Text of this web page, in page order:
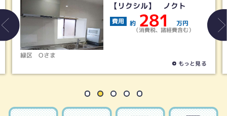
緑区 Oさま
【リクシル】 ノクト
費用 約 281 万円
（消費税、諸経費含む）
もっと見る